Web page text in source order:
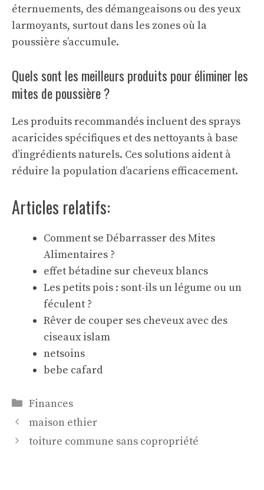
éternuements, des démangeaisons ou des yeux
larmoyants, surtout dans les zones où la
poussière s’accumule.
Quels sont les meilleurs produits pour éliminer les
mites de poussière ?
Les produits recommandés incluent des sprays
acaricides spécifiques et des nettoyants à base
d’ingrédients naturels. Ces solutions aident à
réduire la population d’acariens efficacement.
Articles relatifs:
Comment se Débarrasser des Mites
Alimentaires ?
effet bétadine sur cheveux blancs
Les petits pois : sont-ils un légume ou un
féculent ?
Rêver de couper ses cheveux avec des
ciseaux islam
netsoins
bebe cafard
Catégories
Finances
maison ethier
toiture commune sans copropriété